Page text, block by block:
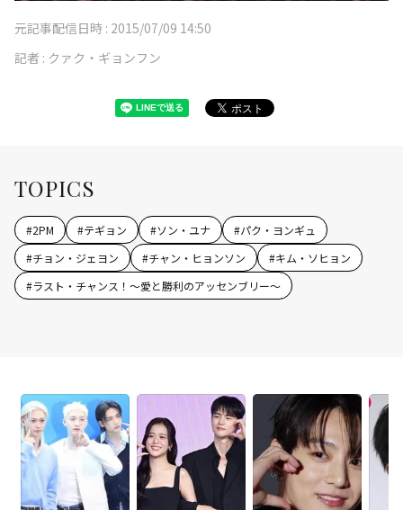
元記事配信日時 : 2015/07/09 14:50
記者 : クァク・ギョンフン
TOPICS
#2PM #テギョン #ソン・ユナ #パク・ヨンギュ
#チョン・ジェヨン #チャン・ヒョンソン #キム・ソヒョン
#ラスト・チャンス！～愛と勝利のアッセンブリー～